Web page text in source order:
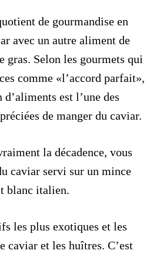
de gourmandise en
avec un autre aliment de
gras. Selon les gourmets qui
comme «l’accord parfait»,
est l’une des
de manger du caviar.
la décadence, vous
caviar servi sur un mince
blanc italien.
les plus exotiques et les
caviar et les huîtres. C’est